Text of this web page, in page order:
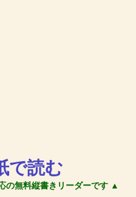
で読む
の無料縦書きリーダーです ▲